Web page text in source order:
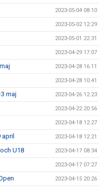
2023-05-04 08:10
2023-05-02 12:29
2023-05-01 22:31
2023-04-29 17:07
2023-04-28 16:11
2023-04-28 10:41
maj 2023-04-26 12:23
2023-04-22 20:56
2023-04-18 12:27
2023-04-18 12:21
U18 2023-04-17 08:34
2023-04-17 07:27
2023-04-15 20:26